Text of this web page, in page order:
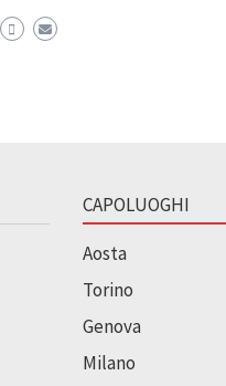
CAPOLUOGHI
Aosta
Torino
Genova
Milano